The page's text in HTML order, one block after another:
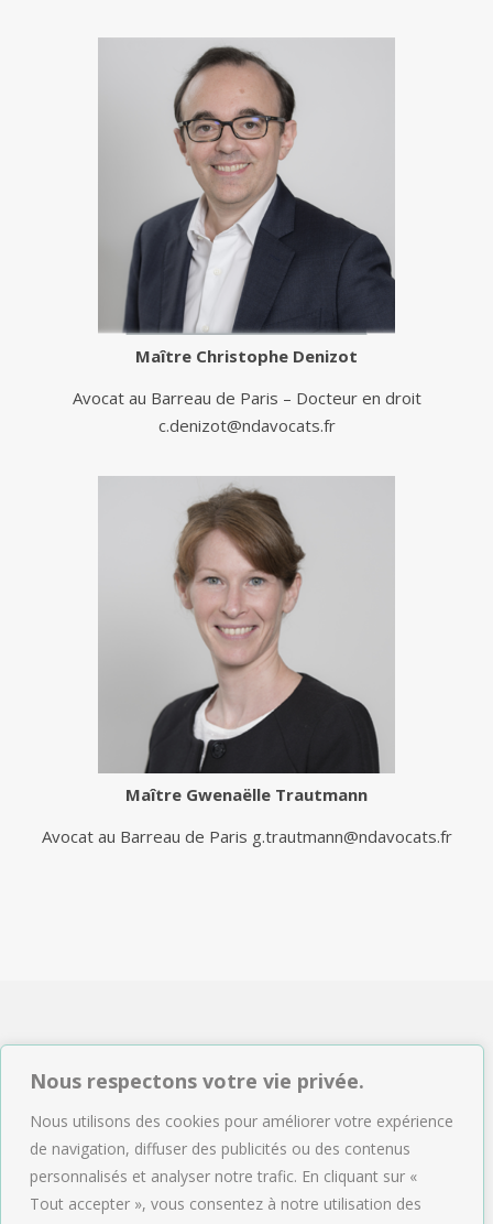
Nous respectons votre vie privée.
Nous utilisons des cookies pour améliorer votre expérience
de navigation, diffuser des publicités ou des contenus
personnalisés et analyser notre trafic. En cliquant sur «
Tout accepter », vous consentez à notre utilisation des
Maître Christophe Denizot
Avocat au Barreau de Paris – Docteur en droit
c.denizot@ndavocats.fr
Maître Gwenaëlle Trautmann
Avocat au Barreau de Paris g.trautmann@ndavocats.fr
NDAVOCATS Associés
Tél : 01.47.04.09.43
Email :accueil@ndavocats.fr